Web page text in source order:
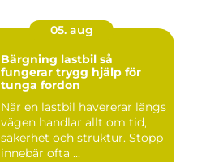
05. aug
Bärgning lastbil så
fungerar trygg hjälp för
tunga fordon
När en lastbil havererar längs
vägen handlar allt om tid,
säkerhet och struktur. Stopp
innebär ofta ...